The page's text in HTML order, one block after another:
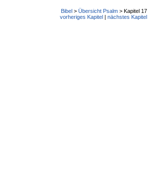
Bibel > Übersicht Psalm > Kapitel 17
vorheriges Kapitel | nächstes Kapitel